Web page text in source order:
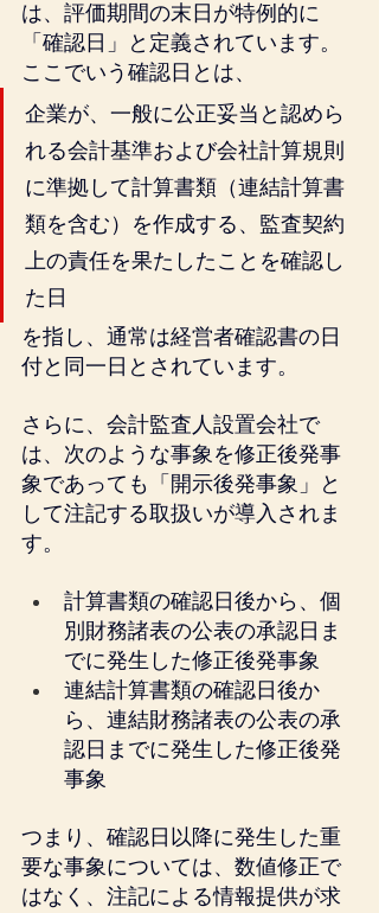
は、評価期間の末日が特例的に
「確認日」と定義されています。
ここでいう確認日とは、
企業が、一般に公正妥当と認めら
れる会計基準および会社計算規則
に準拠して計算書類（連結計算書
類を含む）を作成する、監査契約
上の責任を果たしたことを確認し
た日
を指し、通常は経営者確認書の日
付と同一日とされています。
さらに、会計監査人設置会社で
は、次のような事象を修正後発事
象であっても「開示後発事象」と
して注記する取扱いが導入されま
す。
計算書類の確認日後から、個
別財務諸表の公表の承認日ま
でに発生した修正後発事象
連結計算書類の確認日後か
ら、連結財務諸表の公表の承
認日までに発生した修正後発
事象
つまり、確認日以降に発生した重
要な事象については、数値修正で
はなく、注記による情報提供が求